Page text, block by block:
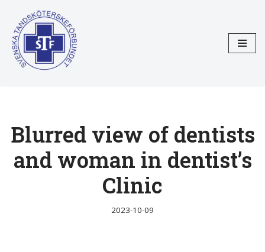
Hoppa
till
innehåll
Blurred view of dentists
and woman in dentist’s
Clinic
2023-10-09